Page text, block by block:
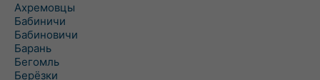
Ахремовцы
Бабиничи
Бабиновичи
Барань
Бегомль
Берёзки